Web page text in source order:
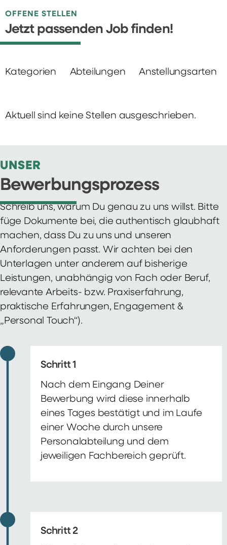
OFFENE STELLEN
Jetzt passenden Job finden!
Kategorien Abteilungen Anstellungsarten
Aktuell sind keine Stellen ausgeschrieben.
UNSER
Bewerbungsprozess
Schreib uns, warum Du genau zu uns willst. Bitte
füge Dokumente bei, die authentisch glaubhaft
machen, dass Du zu uns und unseren
Anforderungen passt. Wir achten bei den
Unterlagen unter anderem auf bisherige
Leistungen, unabhängig von Fach oder Beruf,
relevante Arbeits- bzw. Praxiserfahrung,
praktische Erfahrungen, Engagement &
„Personal Touch“).
Schritt 1
Nach dem Eingang Deiner
Bewerbung wird diese innerhalb
eines Tages bestätigt und im Laufe
einer Woche durch unsere
Personalabteilung und dem
jeweiligen Fachbereich geprüft.
Schritt 2